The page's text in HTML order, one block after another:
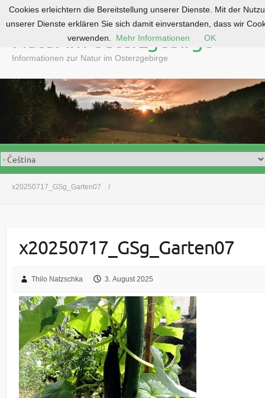
o
e
n
Natur im Osterzgebirge
Informationen zur Natur im Osterzgebirge
x20250717_GSg_Garten07
x20250717_GSg_Garten07
Thilo Natzschka 3. August 2025
Cookies erleichtern die Bereitstellung unserer Dienste. Mit der
unserer Dienste erklären Sie sich damit einverstanden, dass wir
verwenden.
Mehr Informationen OK